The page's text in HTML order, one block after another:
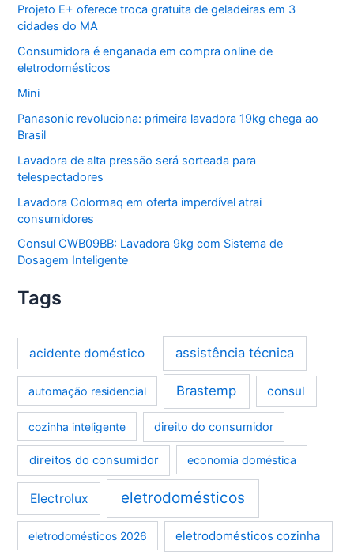
Projeto E+ oferece troca gratuita de geladeiras em 3
cidades do MA
Consumidora é enganada em compra online de
eletrodomésticos
Mini
Panasonic revoluciona: primeira lavadora 19kg chega ao
Brasil
Lavadora de alta pressão será sorteada para
telespectadores
Lavadora Colormaq em oferta imperdível atrai
consumidores
Consul CWB09BB: Lavadora 9kg com Sistema de
Dosagem Inteligente
Tags
acidente doméstico assistência técnica
automação residencial Brastemp consul
cozinha inteligente direito do consumidor
direitos do consumidor economia doméstica
Electrolux eletrodomésticos
eletrodomésticos 2026 eletrodomésticos cozinha